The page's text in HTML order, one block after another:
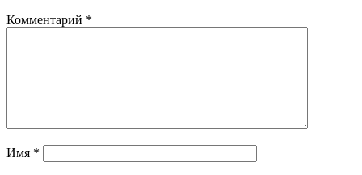
Комментарий *
Имя *